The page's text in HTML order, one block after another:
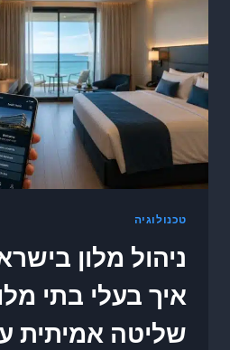
טכנולוגיה
איך בעלי בתי
שליטה אמיתית